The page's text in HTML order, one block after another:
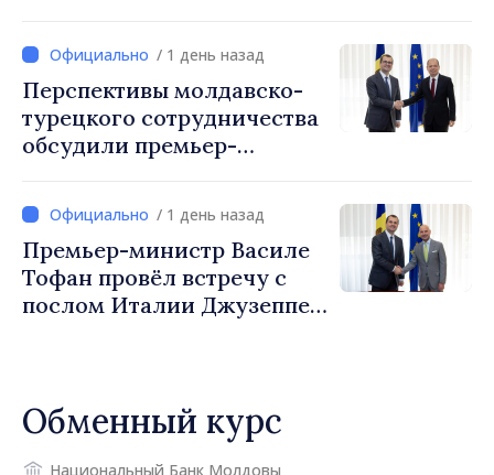
обеспечения безопасности
границы и европейской
интеграции. Встреча в
Могилёв-Подольском
/ 1 день назад
Перспективы молдавско-
турецкого сотрудничества
обсудили премьер-
посол Турции Уйгар
Мустафа Сертел/ 1 день назад
Премьер-министр Василе
Тофан провёл встречу с
послом Италии Джузеппе
Обменный курс
Национальный Банк Молдовы